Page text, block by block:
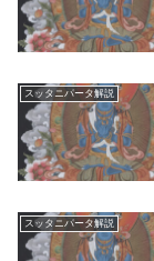
スッタニパータ解説
スッタニパータ解説